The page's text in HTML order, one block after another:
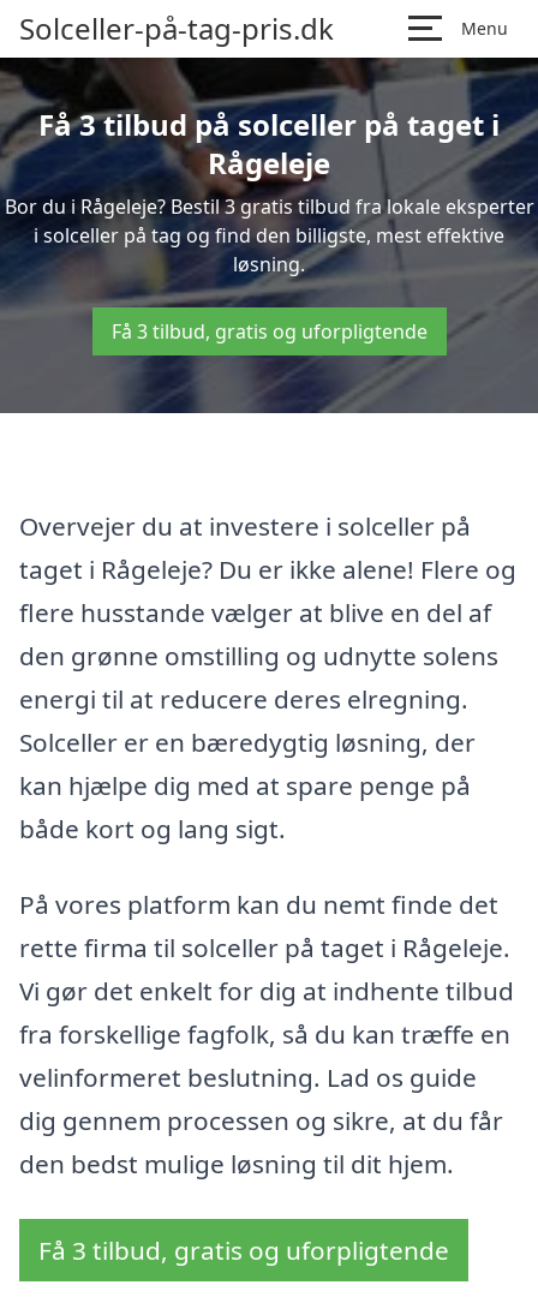
Solceller-på-tag-pris.dk Menu
Få 3 tilbud på solceller på taget i
Rågeleje
Bor du i Rågeleje? Bestil 3 gratis tilbud fra lokale eksperter
i solceller på tag og find den billigste, mest effektive
løsning.
Få 3 tilbud, gratis og uforpligtende
Overvejer du at investere i solceller på
taget i Rågeleje? Du er ikke alene! Flere og
flere husstande vælger at blive en del af
den grønne omstilling og udnytte solens
energi til at reducere deres elregning.
Solceller er en bæredygtig løsning, der
kan hjælpe dig med at spare penge på
både kort og lang sigt.
På vores platform kan du nemt finde det
rette firma til solceller på taget i Rågeleje.
Vi gør det enkelt for dig at indhente tilbud
fra forskellige fagfolk, så du kan træffe en
velinformeret beslutning. Lad os guide
dig gennem processen og sikre, at du får
den bedst mulige løsning til dit hjem.
Få 3 tilbud, gratis og uforpligtende